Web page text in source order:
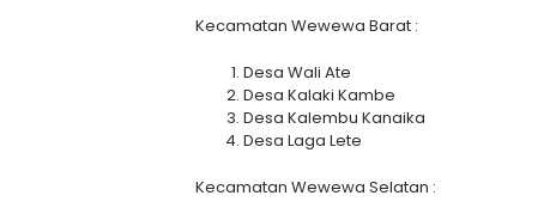
Kecamatan Wewewa Barat :
Desa Wali Ate
Desa Kalaki Kambe
Desa Kalembu Kanaika
Desa Laga Lete
Kecamatan Wewewa Selatan :